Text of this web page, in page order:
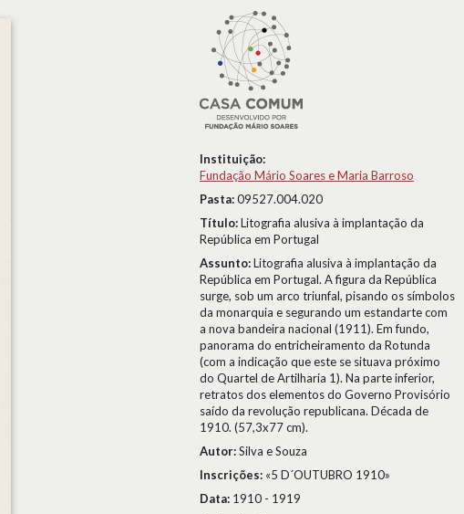
Instituição:
Fundação Mário Soares e Maria Barroso
Pasta:09527.004.020
Título:Litografia alusiva à implantação da
República em Portugal
Assunto:Litografia alusiva à implantação da
República em Portugal. A figura da República
surge, sob um arco triunfal, pisando os símbolos
da monarquia e segurando um estandarte com
a nova bandeira nacional (1911). Em fundo,
panorama do entricheiramento da Rotunda
(com a indicação que este se situava próximo
do Quartel de Artilharia 1). Na parte inferior,
retratos dos elementos do Governo Provisório
saído da revolução republicana. Década de
1910. (57,3x77 cm).
Autor:Silva e Souza
Inscrições: «5 D´OUTUBRO 1910»
Data: 1910 - 1919